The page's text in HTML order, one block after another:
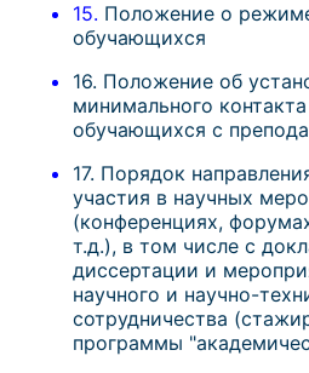
15. Положение о
обучающихся
16. Положение об
минимального
обучающихся с
17. Порядок
участия в научных
(конференциях,
т.д.), в том числе с
диссертации и
научного и научно-
сотрудничества
программы